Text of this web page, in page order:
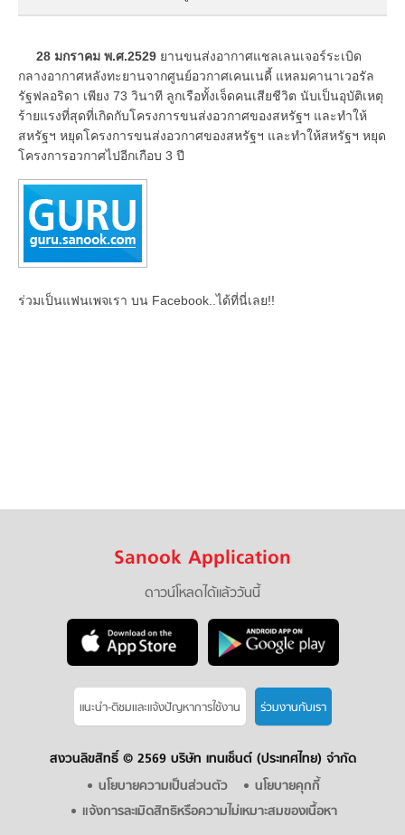
28 มกราคม พ.ศ.2529 ยานขนส่งอากาศแชลเลนเจอร์ระเบิด
กลางอากาศหลังทะยานจากศูนย์อวกาศเคนเนดี้ แหลมคานาเวอรัล
รัฐฟลอริดา เพียง 73 วินาที ลูกเรือทั้งเจ็ดคนเสียชีวิต นับเป็นอุบัติเหตุ
ร้ายแรงที่สุดที่เกิดกับโครงการขนส่งอวกาศของสหรัฐฯ และทำให้
สหรัฐฯ หยุดโครงการขนส่งอวกาศของสหรัฐฯ และทำให้สหรัฐฯ หยุด
โครงการอวกาศไปอีกเกือบ 3 ปี
ร่วมเป็นแฟนเพจเรา บน Facebook..ได้ที่นี่เลย!!
Sanook Application
ดาวน์โหลดได้แล้ววันนี้
แนะนำ-ติชมเเละแจ้งปัญหาการใช้งาน ร่วมงานกับเรา
สงวนลิขสิทธิ์ © 2569 บริษัท เทนเซ็นต์ (ประเทศไทย) จำกัด
นโยบายความเป็นส่วนตัว
นโยบายคุกกี้
แจ้งการละเมิดสิทธิหรือความไม่เหมาะสมของเนื้อหา